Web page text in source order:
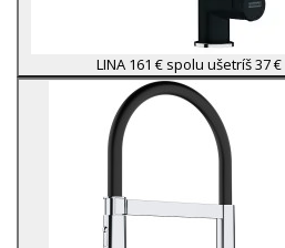
LINA 161 € spolu ušetríš 37 €